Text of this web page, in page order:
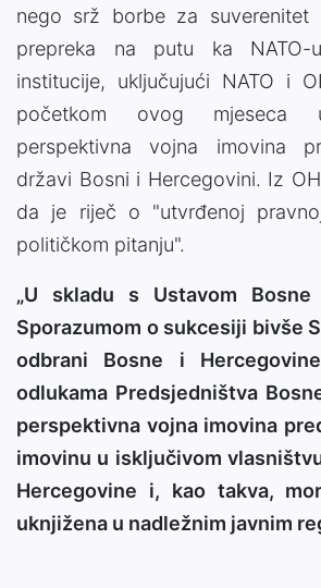
nego srž borbe za suverenitet
prepreka na putu ka NATO-
institucije, uključujući NATO i
početkom ovog mjeseca
perspektivna vojna imovina
državi Bosni i Hercegovini. Iz
da je riječ o "utvrđenoj
političkom pitanju".
„U skladu s Ustavom Bosne
Sporazumom o sukcesiji bivše
odbrani Bosne i
odlukama Predsjedništva
perspektivna vojna imovina
imovinu u isključivom
Hercegovine i, kao takva,
uknjižena u nadležnim javnim